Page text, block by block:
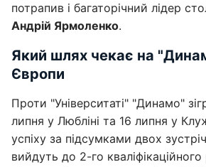
потрапив і багаторічний лідер
Андрій Ярмоленко.
Який шлях чекає на
Європи
Проти "Університаті" "Динамо"
липня у Любліні та 16 липня у
успіху за підсумками двох
вийдуть до 2-го